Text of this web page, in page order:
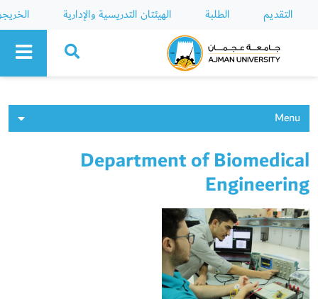
التقديم الطلبة الهيئتان التدريسية والإدارية
Ajman University
Menu
Department of Biomedical
Engineering